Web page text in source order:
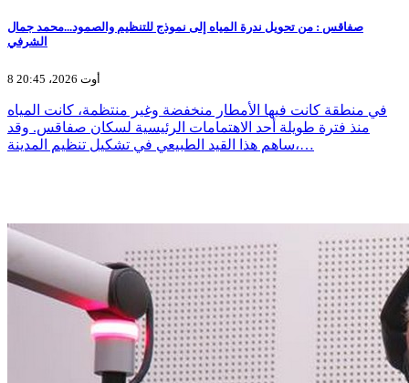
صفاقس : من تحويل ندرة المياه إلى نموذج للتنظيم والصمود...محمد جمال
الشرفي
8 أوت 2026، 20:45
في منطقة كانت فيها الأمطار منخفضة وغير منتظمة، كانت المياه
منذ فترة طويلة أحد الاهتمامات الرئيسية لسكان صفاقس. وقد
ساهم هذا القيد الطبيعي في تشكيل تنظيم المدينة،…